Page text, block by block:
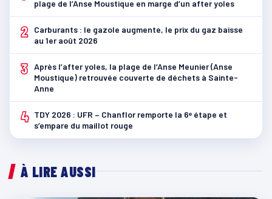
plage de l’Anse Moustique en marge d’un after yoles
2
Carburants : le gazole augmente, le prix du gaz baisse
au 1er août 2026
3 Après l’after yoles, la plage de l’Anse Meunier (Anse
Moustique) retrouvée couverte de déchets à Sainte-
Anne
4 TDY 2026 : UFR – Chanflor remporte la 6ᵉ étape et
s’empare du maillot rouge
À LIRE AUSSI